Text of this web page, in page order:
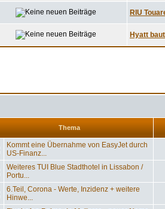
RIU
Hyatt
Thema
Kommt eine Übernahme von EasyJet durch
US-Finanz...
Weiteres TUI Blue Stadthotel in Lissabon /
Portu...
6.Teil, Corona - Werte, Inzidenz + weitere
Hinwe...